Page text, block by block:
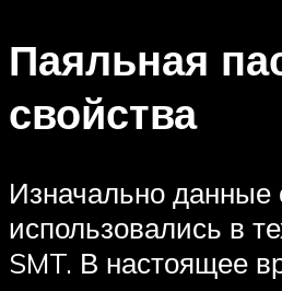
Паяльная
свойства
Изначально данные
использовались в
SMT. В настоящее